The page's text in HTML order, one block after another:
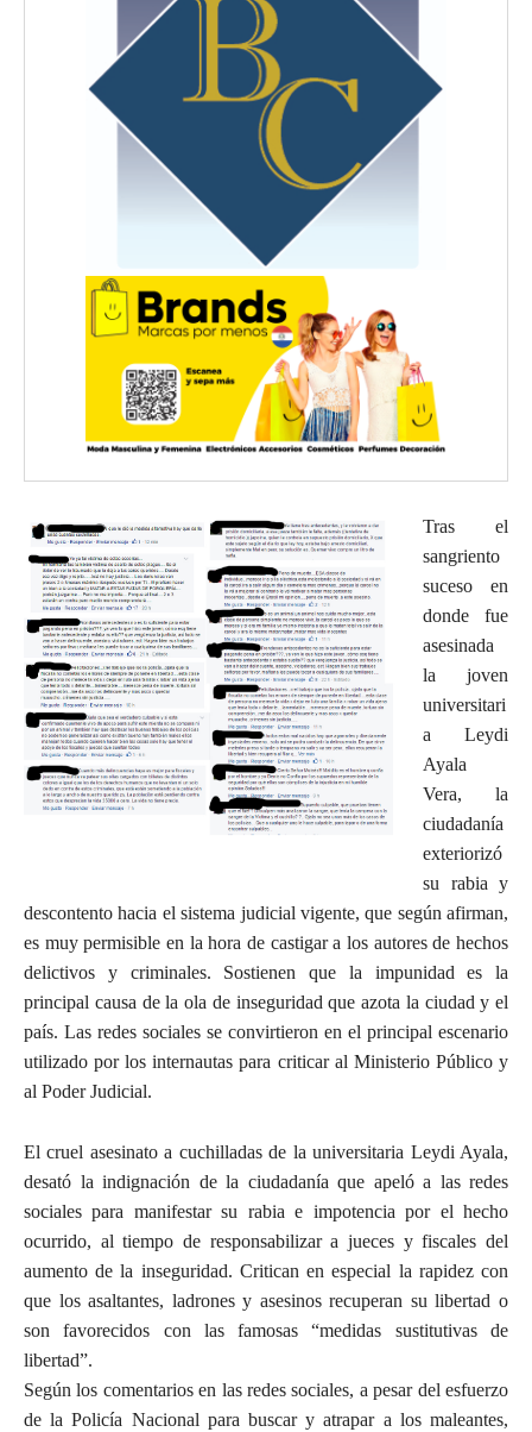
Tras el
sangriento
suceso en
donde fue
asesinada
la joven
universitari
a Leydi
Ayala
Vera, la
ciudadanía
exteriorizó
su rabia y
descontento hacia el sistema judicial vigente, que según afirman,
es muy permisible en la hora de castigar a los autores de hechos
delictivos y criminales. Sostienen que la impunidad es la
principal causa de la ola de inseguridad que azota la ciudad y el
país. Las redes sociales se convirtieron en el principal escenario
utilizado por los internautas para criticar al Ministerio Público y
al Poder Judicial.
El cruel asesinato a cuchilladas de la universitaria Leydi Ayala,
desató la indignación de la ciudadanía que apeló a las redes
sociales para manifestar su rabia e impotencia por el hecho
ocurrido, al tiempo de responsabilizar a jueces y fiscales del
aumento de la inseguridad. Critican en especial la rapidez con
que los asaltantes, ladrones y asesinos recuperan su libertad o
son favorecidos con las famosas “medidas sustitutivas de
libertad”.
Según los comentarios en las redes sociales, a pesar del esfuerzo
de la Policía Nacional para buscar y atrapar a los maleantes,